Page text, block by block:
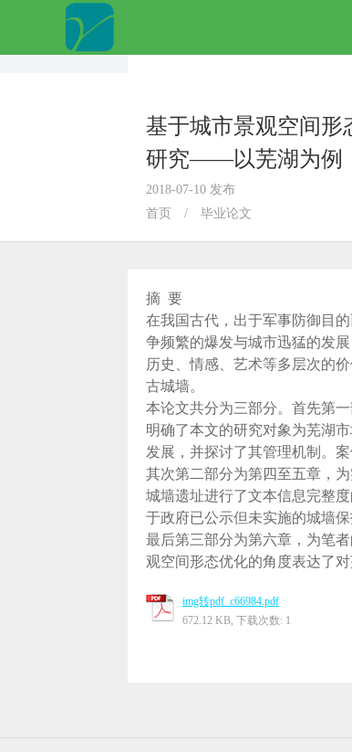
基于城市景观空间形
研究——以芜湖为例
2018-07-10 发布
首页
/ 毕业论文
摘 要
在我国古代，出于军事防御目
争频繁的爆发与城市迅猛的发
历史、情感、艺术等多层次的
古城墙。
本论文共分为三部分。首先第
明确了本文的研究对象为芜湖
发展，并探讨了其管理机制。
其次第二部分为第四至五章，
城墙遗址进行了文本信息完整
于政府已公示但未实施的城墙
最后第三部分为第六章，为笔
观空间形态优化的角度表达了
img转pdf_c66984.pdf
672.12 KB, 下载次数: 1